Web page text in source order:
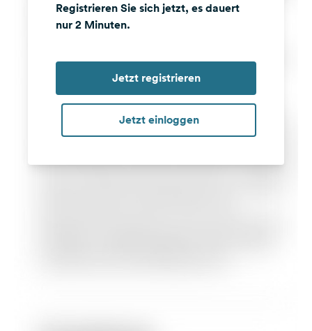
Registrieren Sie sich jetzt, es dauert
nur 2 Minuten.
Jetzt registrieren
Jetzt einloggen